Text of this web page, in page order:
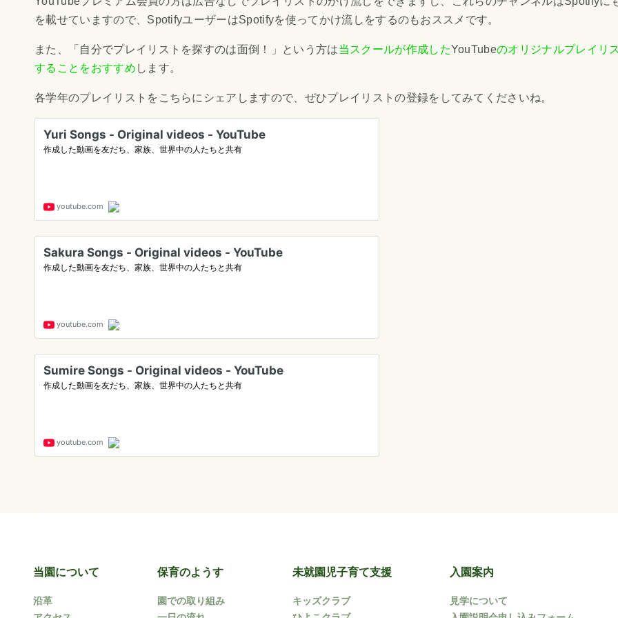
を載せていますので、 SpotifyユーザーはSpotifyを使ってかけ流しをするのもおススメです。
また、「自分でプレイリストを探すのは面倒！」という方は当スクールが作成したYouTubeのオリジナルプレイリ
することをおすすめ します。
各学年のプレイリストをこちらにシェアしますので、ぜひプレイリストの登録をしてみてくださいね。
当園について
沿革
保育のようす
園での取り組み
未就園児子育て支援
キッズクラブ
入園案内
見学について